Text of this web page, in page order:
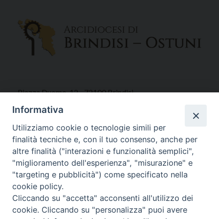
Piazza Duomo, 12 - 72100 Brindisi
Tel 0831.521958
Fax 0831.528315
Orari Curia
Mar. / Mer. / Giov. ore 9 - 13
nei mesi estivi solo Martedì ore 9 - 13
Informativa
Utilizziamo cookie o tecnologie simili per
finalità tecniche e, con il tuo consenso, anche per
altre finalità ("interazioni e funzionalità semplici",
"miglioramento dell'esperienza", "misurazione" e
"targeting e pubblicità") come specificato nella
cookie policy.
Cliccando su "accetta" acconsenti all'utilizzo dei
cookie. Cliccando su "personalizza" puoi avere